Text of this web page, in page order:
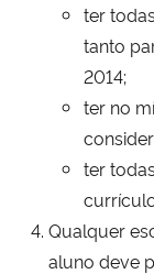
ter
tanto
2014;
ter no
ter
Qualquer
aluno deve